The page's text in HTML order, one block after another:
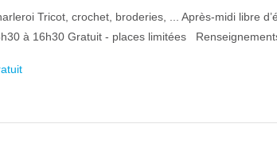
Tricot, crochet, broderies, ... Après-midi libre
à 16h30 Gratuit - places limitées